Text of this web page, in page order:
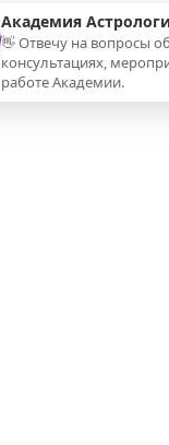
Академия
👋 Отвечу на вопросы
консультациях,
работе Академии.